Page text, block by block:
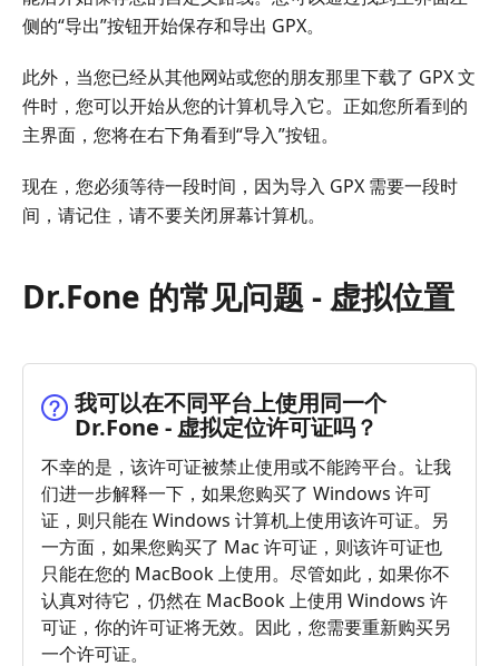
侧的“导出”按钮开始保存和导出 GPX。
此外，当您已经从其他网站或您的朋友那里下载了 GPX 文
件时，您可以开始从您的计算机导入它。正如您所看到的
主界面，您将在右下角看到“导入”按钮。
现在，您必须等待一段时间，因为导入 GPX 需要一段时
间，请记住，请不要关闭屏幕计算机。
Dr.Fone 的常见问题 - 虚拟位置
我可以在不同平台上使用同一个
Dr.Fone - 虚拟定位许可证吗？
不幸的是，该许可证被禁止使用或不能跨平台。让我
们进一步解释一下，如果您购买了 Windows 许可
证，则只能在 Windows 计算机上使用该许可证。另
一方面，如果您购买了 Mac 许可证，则该许可证也
只能在您的 MacBook 上使用。尽管如此，如果你不
认真对待它，仍然在 MacBook 上使用 Windows 许
可证，你的许可证将无效。因此，您需要重新购买另
一个许可证。